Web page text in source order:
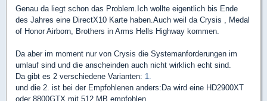
Genau da liegt schon das Problem.Ich wollte eigentlich bis Ende
des Jahres eine DirectX10 Karte haben.Auch weil da Crysis , Medal
of Honor Airborn, Brothers in Arms Hells Highway kommen.
Da aber im moment nur von Crysis die Systemanforderungen im
umlauf sind und die anscheinden auch nicht wirklich echt sind.
Da gibt es 2 verschiedene Varianten: 1.
und die 2. ist bei der Empfohlenen anders:Da wird eine HD2900XT
oder 8800GTX mit 512 MB empfohlen.